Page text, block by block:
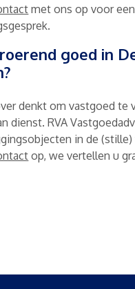
met ons op voor een
goed in
denkt om vastgoed te
dienst. RVA
in de
op, we vertellen u